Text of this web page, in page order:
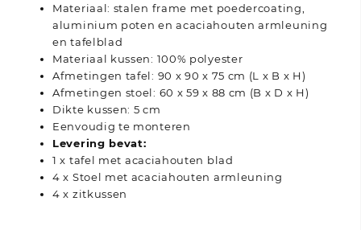
Materiaal: stalen frame met poedercoating,
aluminium poten en acaciahouten armleuning
en tafelblad
Materiaal kussen: 100% polyester
Afmetingen tafel: 90 x 90 x 75 cm (L x B x H)
Afmetingen stoel: 60 x 59 x 88 cm (B x D x H)
Dikte kussen: 5 cm
Eenvoudig te monteren
Levering bevat:
1 x tafel met acaciahouten blad
4 x Stoel met acaciahouten armleuning
4 x zitkussen